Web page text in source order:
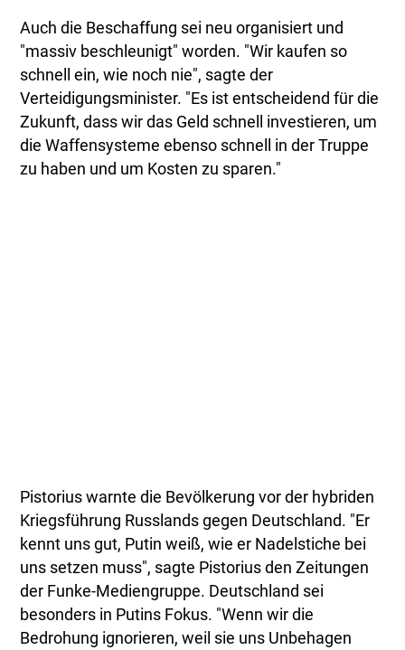
Auch die Beschaffung sei neu organisiert und
"massiv beschleunigt" worden. "Wir kaufen so
schnell ein, wie noch nie", sagte der
Verteidigungsminister. "Es ist entscheidend für die
Zukunft, dass wir das Geld schnell investieren, um
die Waffensysteme ebenso schnell in der Truppe
zu haben und um Kosten zu sparen."
Pistorius warnte die Bevölkerung vor der hybriden
Kriegsführung Russlands gegen Deutschland. "Er
kennt uns gut, Putin weiß, wie er Nadelstiche bei
uns setzen muss", sagte Pistorius den Zeitungen
der Funke-Mediengruppe. Deutschland sei
besonders in Putins Fokus. "Wenn wir die
Bedrohung ignorieren, weil sie uns Unbehagen